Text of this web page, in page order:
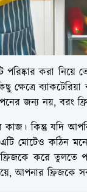
পরিষ্কার করা
জন্য নয়, বরং
কিন্তু যদি
মোটেও কঠিন মনে
করে তুলতে
আপনার ফ্রিজকে